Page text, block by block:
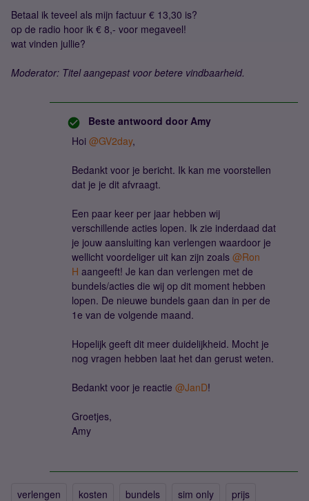
Betaal ik teveel als mijn factuur € 13,30 is?
op de radio hoor ik € 8,- voor megaveel!
wat vinden jullie?
Moderator: Titel aangepast voor betere vindbaarheid.
Beste antwoord door Amy
Hoi ​ @GV2day,
Bedankt voor je bericht. Ik kan me voorstellen
dat je je dit afvraagt.
Een paar keer per jaar hebben wij
verschillende acties lopen. Ik zie inderdaad dat
je jouw aansluiting kan verlengen waardoor je
wellicht voordeliger uit kan zijn zoals ​ @Ron
H aangeeft! Je kan dan verlengen met de
bundels/acties die wij op dit moment hebben
lopen. De nieuwe bundels gaan dan in per de
1e van de volgende maand.
Hopelijk geeft dit meer duidelijkheid. Mocht je
nog vragen hebben laat het dan gerust weten.
Bedankt voor je reactie ​ @JanD!
Groetjes,
Amy
verlengen kosten bundels sim only
prijs